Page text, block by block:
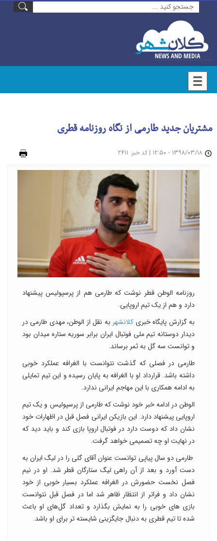
مشتریان جدید طارمی از نگاه روزنامه قطری
| کد خبر: ۲۴۱۱
روزنامه الوطن قطر نوشت که طارمی هم از پرسپولیس پیشنهاد
دارد و هم از یک تیم اروپایی.
به گزارش پایگاه خبری کلانشهر به نقل از الوطن، مهدی طارمی در
دیدار دوستانه تیم ملی فوتبال ایران برابر سوریه ستاره میدان بود
و توانست سه گل به ثمر برساند.
طارمی در فصلی که گذشت نتوانست با الغرافه عملکرد خوبی
داشته باشد. قرارداد او با الغرافه به پایان رسیده و این تیم تمایلی
به ادامه همکاری با این مهاجم ایرانی ندارد.
الوطن در ادامه خبر خود نوشت که طارمی از پرسپولیس و یک تیم
اروپایی پیشنهاد دارد. این بازیکن ایرانی فصل قبل در اظهارات خود
نشان داد که دوست دارد در فوتبال اروپا بازی کند و باید دید که
در نهایت او چه تصمیمی خواهد گرفت.
طارمی دو سال پیاپی توانست عنوان آقای گلی را در لیگ ایران به
دست آورد و بعد از آن راهی لیگ ستارگان قطر شد. او در نیم
فصل نخست حضورش در الغرافه عملکرد بسیار خوبی از خود
نشان داد و فراتر از انتظار ظاهر شد اما در فصل قبل نتوانست
بازی های خوبی را به نمایش بگذارد و تعداد گل‌های او باعث
شده تا تیم قطری به دنبال جایگزینی شایسته تر برای او باشد.